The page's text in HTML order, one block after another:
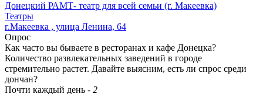
Донецкий РАМТ- театр для всей семьи (г. Макеевка)
Театры
г.Макеевка , улица Ленина, 64
Опрос
Как часто вы бываете в ресторанах и кафе Донецка?
Количество развлекательных заведений в городе
стремительно растет. Давайте выясним, есть ли спрос среди
дончан?
Почти каждый день - 2